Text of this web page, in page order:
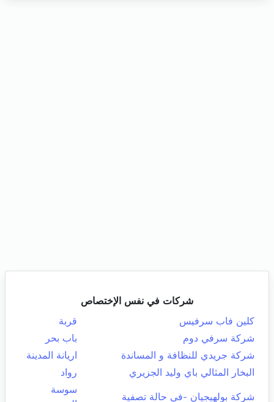
شركات في نفس الإختصاص
كلين فاب سرفيس
قربة
شركة سرفي دوم
باب بحر
شركة جريدي للنظافة و المساندة
اريانة المدينة
البخار المثالي باي وليد الجزيري
رواد
شركة بولهيجيان -في حالة تصفية
سوسة